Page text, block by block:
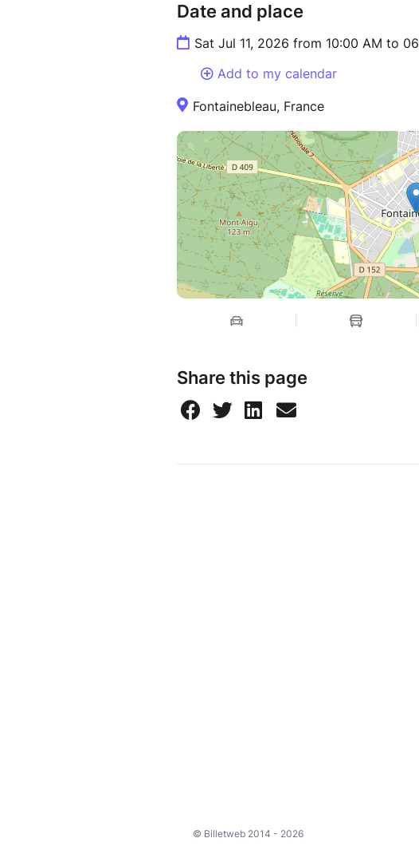
Date and place
Sat Jul 11, 2026 from 10:00 AM to
Add to my calendar
Fontainebleau, France
Share this page
© Billetweb 2014 - 2026